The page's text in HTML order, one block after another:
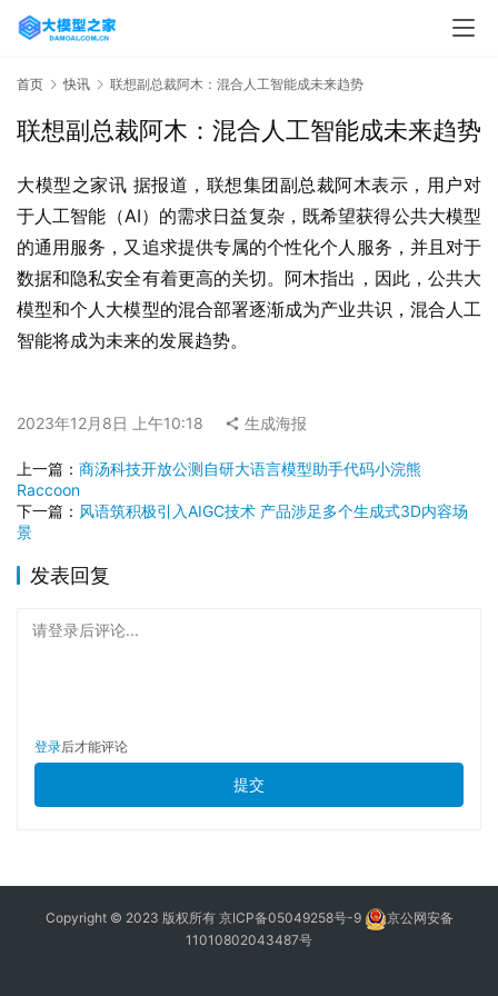
首页 快讯 联想副总裁阿木：混合人工智能成未来趋势
联想副总裁阿木：混合人工智能成未来趋势
大模型之家讯 据报道，联想集团副总裁阿木表示，用户对
于人工智能（AI）的需求日益复杂，既希望获得公共大模型
的通用服务，又追求提供专属的个性化个人服务，并且对于
数据和隐私安全有着更高的关切。阿木指出，因此，公共大
模型和个人大模型的混合部署逐渐成为产业共识，混合人工
智能将成为未来的发展趋势。
2023年12月8日 上午10:18 生成海报
上一篇： 商汤科技开放公测自研大语言模型助手代码小浣熊
Raccoon
下一篇： 风语筑积极引入AIGC技术 产品涉足多个生成式3D内容场
景
发表回复
请登录后评论...
登录后才能评论
提交
Copyright © 2023 版权所有 京ICP备05049258号-9
京公网安备
11010802043487号